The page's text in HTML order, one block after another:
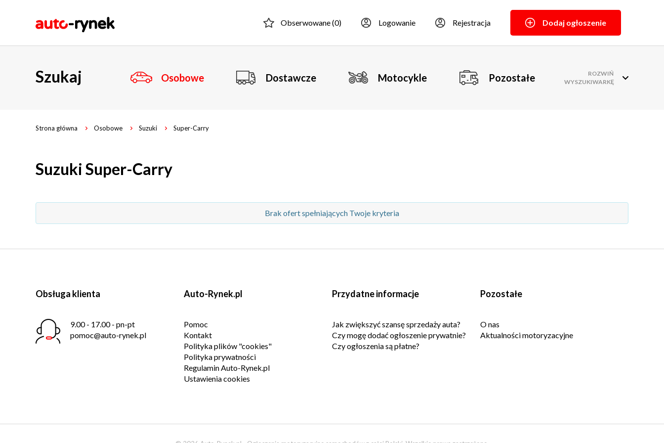
Obserwowane (0) Logowanie Rejestracja Dodaj ogłoszenie
Szukaj Osobowe Dostawcze Motocykle Pozostałe
ROZWIŃ
WYSZUKIWARKĘ
Strona główna Osobowe Suzuki Super-Carry
Suzuki Super-Carry
Brak ofert spełniających Twoje kryteria
Obsługa klienta
9.00 - 17.00 - pn-pt
pomoc@auto-rynek.pl
Auto-Rynek.pl
Pomoc
Kontakt
Polityka plików "cookies"
Polityka prywatności
Regulamin Auto-Rynek.pl
Ustawienia cookies
Przydatne informacje
Jak zwiększyć szansę sprzedaży auta?
Czy mogę dodać ogłoszenie prywatnie?
Czy ogłoszenia są płatne?
Pozostałe
O nas
Aktualności motoryzacyjne